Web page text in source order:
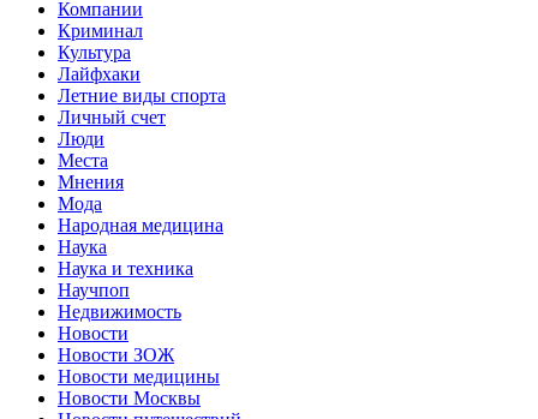
Компании
Криминал
Культура
Лайфхаки
Летние виды спорта
Личный счет
Люди
Места
Мнения
Мода
Народная медицина
Наука
Наука и техника
Научпоп
Недвижимость
Новости
Новости ЗОЖ
Новости медицины
Новости Москвы